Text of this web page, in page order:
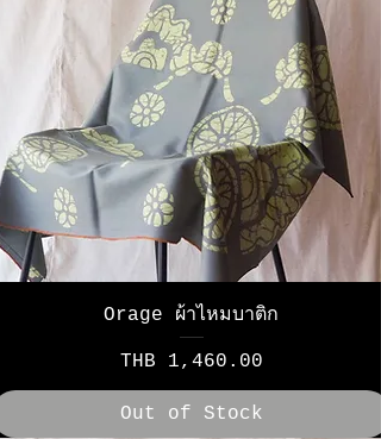
Orage ผ้าไหมบาติก
Price
THB 1,460.00
Out of Stock